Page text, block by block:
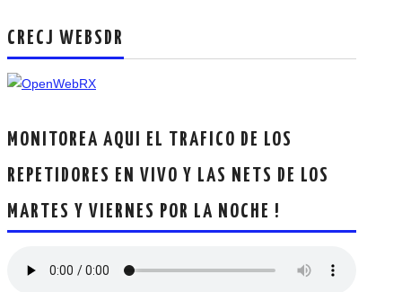
CRECJ
CRECJ WEBSDR
MONITOREA AQUI EL TRAFICO DE LOS
REPETIDORES EN VIVO Y LAS NETS DE LOS
MARTES Y VIERNES POR LA NOCHE !